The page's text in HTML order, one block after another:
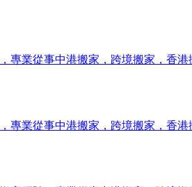
業從事中港搬家，跨境搬家，香
業從事中港搬家，跨境搬家，香